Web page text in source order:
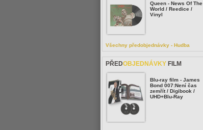
Queen - News Of The
World / Reedice /
Vinyl
Všechny předobjednávky - Hudba
PŘEDOBJEDNÁVKY FILM
Blu-ray film - James
Bond 007:Není čas
zemřít / Digibook /
UHD+Blu-Ray